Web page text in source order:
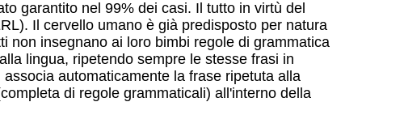
garantito nel 99% dei casi. Il tutto in virtù del
Il cervello umano è già predisposto per natura
non insegnano ai loro bimbi regole di grammatica
lingua, ripetendo sempre le stesse frasi in
automaticamente la frase ripetuta alla
di regole grammaticali) all'interno della